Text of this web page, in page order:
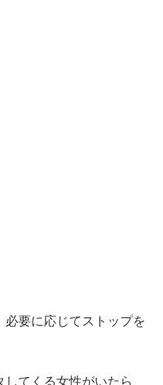
要に応じてストップを
てくる女性がいたら、